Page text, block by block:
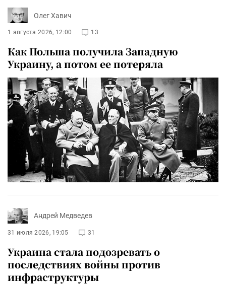
Олег Хавич
1 августа 2026, 12:00 13
Как Польша получила Западную
Украину, а потом ее потеряла
Андрей Медведев
31 июля 2026, 19:05 31
Украина стала подозревать о
последствиях войны против
инфраструктуры